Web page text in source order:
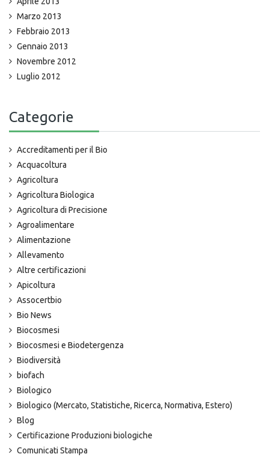
Marzo 2013
Febbraio 2013
Gennaio 2013
Novembre 2012
Luglio 2012
Categorie
Accreditamenti per il Bio
Acquacoltura
Agricoltura
Agricoltura Biologica
Agricoltura di Precisione
Agroalimentare
Alimentazione
Allevamento
Altre certificazioni
Apicoltura
Assocertbio
Bio News
Biocosmesi
Biocosmesi e Biodetergenza
Biodiversità
biofach
Biologico
Biologico (Mercato, Statistiche, Ricerca, Normativa, Estero)
Blog
Certificazione Produzioni biologiche
Comunicati Stampa